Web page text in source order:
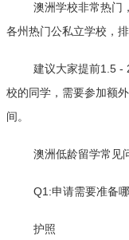
澳洲学校非常热门
各州热门公私立学校，排
建议大家提前1.5 -
校的同学，需要参加额
间。
澳洲低龄留学常见
Q1:申请需要准备
护照